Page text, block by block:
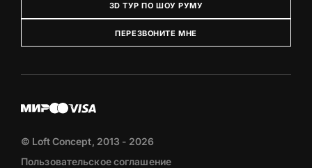
3D ТУР ПО ШОУ РУМУ
ПЕРЕЗВОНИТЕ МНЕ
© Loft Concept, 2013 - 2026
Пользовательское соглашение